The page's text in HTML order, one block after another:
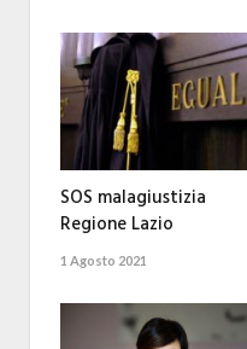
SOS malagiustizia
Regione Lazio
1 Agosto 2021